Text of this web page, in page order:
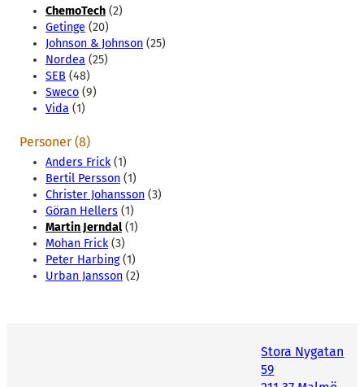
ChemoTech (2)
Getinge (20)
Johnson & Johnson (25)
Nordea (25)
SEB (48)
Sweco (9)
Vida (1)
Personer (8)
Anders Frick(1)
Bertil Persson (1)
Christer Johansson (3)
Göran Hellers (1)
Martin Jerndal(1)
Mohan Frick(3)
Peter Harbing(1)
Urban Jansson (2)
Stora Nygatan
59